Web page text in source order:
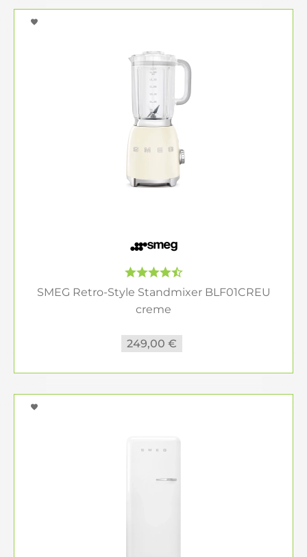
SMEG Retro-Style Standmixer BLF01CREU
creme
249,00 €